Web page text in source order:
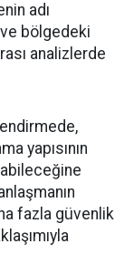
adı
bölgedeki
analizlerde
yapısının
fazla güvenlik